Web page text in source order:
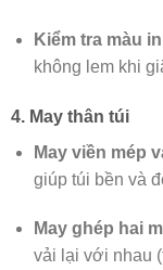
Kiểm tra màu
không lem khi
4. May thân túi
May viền mép
giúp túi bền và
May ghép hai
vải lại với nhau